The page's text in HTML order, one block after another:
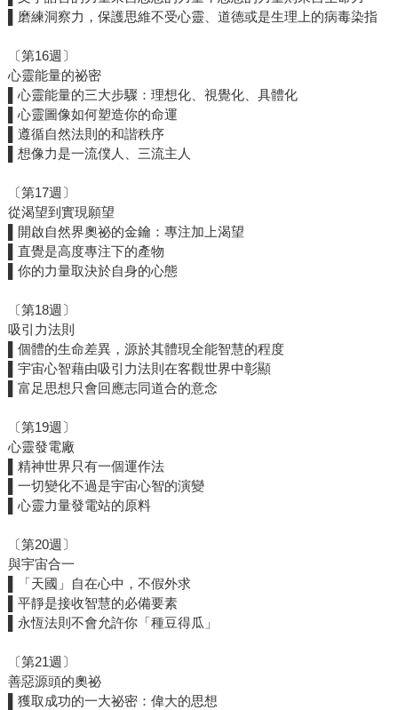
▌磨練洞察力，保護思維不受心靈、道德或是生理上的病毒染指
〔第16週〕
心靈能量的祕密
▌心靈能量的三大步驟：理想化、視覺化、具體化
▌心靈圖像如何塑造你的命運
▌遵循自然法則的和諧秩序
▌想像力是一流僕人、三流主人
〔第17週〕
從渴望到實現願望
▌開啟自然界奧祕的金鑰：專注加上渴望
▌直覺是高度專注下的產物
▌你的力量取決於自身的心態
〔第18週〕
吸引力法則
▌個體的生命差異，源於其體現全能智慧的程度
▌宇宙心智藉由吸引力法則在客觀世界中彰顯
▌富足思想只會回應志同道合的意念
〔第19週〕
心靈發電廠
▌精神世界只有一個運作法
▌一切變化不過是宇宙心智的演變
▌心靈力量發電站的原料
〔第20週〕
與宇宙合一
▌「天國」自在心中，不假外求
▌平靜是接收智慧的必備要素
▌永恆法則不會允許你「種豆得瓜」
〔第21週〕
善惡源頭的奧祕
▌獲取成功的一大祕密：偉大的思想